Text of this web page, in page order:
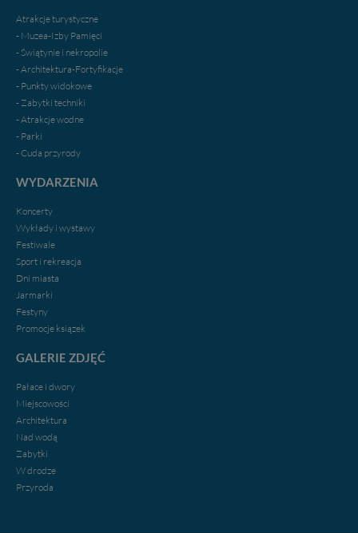
Atrakcje turystyczne
- Muzea-Izby Pamięci
- Świątynie i nekropolie
- Architektura-Fortyfikacje
- Punkty widokowe
- Zabytki techniki
- Atrakcje wodne
- Parki
- Cuda przyrody
WYDARZENIA
Koncerty
Wykłady i wystawy
Festiwale
Sport i rekreacja
Dni miasta
Jarmarki
Festyny
Promocje ksiązek
GALERIE ZDJĘĆ
Pałace i dwory
Miejscowości
Architektura
Nad wodą
Zabytki
W drodze
Przyroda